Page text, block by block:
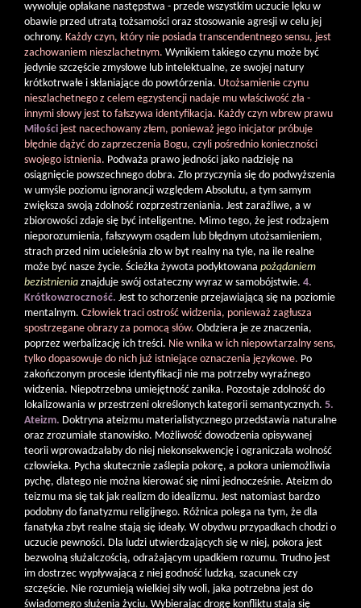
wywołuje opłakane następstwa - przede wszystkim uczucie lęku w
obawie przed utratą tożsamości oraz stosowanie agresji w celu jej
ochrony. Każdy czyn, który nie posiada transcendentnego sensu, jest
zachowaniem nieszlachetnym. Wynikiem takiego czynu może być
jedynie szczęście zmysłowe lub intelektualne, ze swojej natury
krótkotrwałe i skłaniające do powtórzenia. Utożsamienie czynu
nieszlachetnego z celem egzystencji nadaje mu właściwość zła -
innymi słowy jest to fałszywa identyfikacja. Każdy czyn wbrew prawu
Miłości jest nacechowany złem, ponieważ jego inicjator próbuje
błędnie dążyć do zaprzeczenia Bogu, czyli pośrednio konieczności
swojego istnienia. Podważa prawo jedności jako nadzieję na
osiągnięcie powszechnego dobra. Zło przyczynia się do podwyższenia
w umyśle poziomu ignorancji względem Absolutu, a tym samym
zwiększa swoją zdolność rozprzestrzeniania. Jest zaraźliwe, a w
zbiorowości zdaje się być inteligentne. Mimo tego, że jest rodzajem
nieporozumienia, fałszywym osądem lub błędnym utożsamieniem,
strach przed nim ucieleśnia zło w byt realny na tyle, na ile realne
może być nasze życie. Ścieżka żywota podyktowana pożądaniem
bezistnienia znajduje swój ostateczny wyraz w samobójstwie. 4.
Krótkowzroczność. Jest to schorzenie przejawiającą się na poziomie
mentalnym. Człowiek traci ostrość widzenia, ponieważ zagłusza
spostrzegane obrazy za pomocą słów. Obdziera je ze znaczenia,
poprzez werbalizację ich treści. Nie wnika w ich niepowtarzalny sens,
tylko dopasowuje do nich już istniejące oznaczenia językowe. Po
zakończonym procesie identyfikacji nie ma potrzeby wyraźnego
widzenia. Niepotrzebna umiejętność zanika. Pozostaje zdolność do
lokalizowania w przestrzeni określonych kategorii semantycznych. 5.
Ateizm. Doktryna ateizmu materialistycznego przedstawia naturalne
oraz zrozumiałe stanowisko. Możliwość dowodzenia opisywanej
teorii wprowadzałaby do niej niekonsekwencję i ograniczała wolność
człowieka. Pycha skutecznie zaślepia pokorę, a pokora uniemożliwia
pychę, dlatego nie można kierować się nimi jednocześnie. Ateizm do
teizmu ma się tak jak realizm do idealizmu. Jest natomiast bardzo
podobny do fanatyzmu religijnego. Różnica polega na tym, że dla
fanatyka zbyt realne stają się ideały. W obydwu przypadkach chodzi o
uczucie pewności. Dla ludzi utwierdzających się w niej, pokora jest
bezwolną służalczością, odrażającym upadkiem rozumu. Trudno jest
im dostrzec wypływającą z niej godność ludzką, szacunek czy
szczęście. Nie rozumieją wielkiej siły woli, jaka potrzebna jest do
świadomego służenia życiu. Wybierając drogę konfliktu stają się